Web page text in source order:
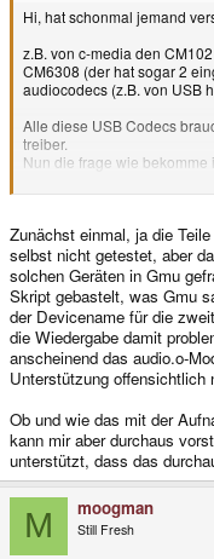
Hi, hat schonmal jemand
z.B. von c-media den
CM6308 (der hat sogar 2
audiocodecs (z.B. von USB
Alle diese USB Codecs
treiber.
Nun die frage wie
abzuspielen bzw.
anfang reichen).
Ziel ist es sound über so
Btw. zum testen hab ich
4 Ohm Lautsprecher treiben
best Nr. 721 123) ich hab
platine hat den IC als DIP
mir abgegriffen der
rauschen)
eigenen Treiber braucht.
Zunächst einmal, ja die
selbst nicht getestet, aber
solchen Geräten in Gmu
Skript gebastelt, was Gmu
der Devicename für die
die Wiedergabe damit
anscheinend das audio.o-
Unterstützung
Ob und wie das mit der
kann mir aber durchaus
unterstützt, dass das
M moogman
Still Fresh